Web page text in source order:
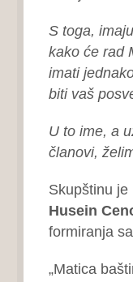
S toga,
kako će rad
imati
biti vaš
U to ime, a
članovi,
Skupštinu je
Husein
formiranja
„Matica